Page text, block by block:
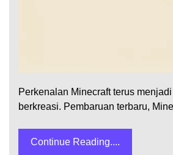
Perkenalan Minecraft terus
berkreasi. Pembaruan terbaru,
Continue Reading....